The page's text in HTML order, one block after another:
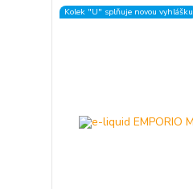
Kolek "U" splňuje novou vyhlášku